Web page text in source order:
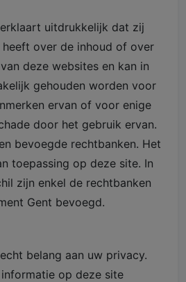
uitdrukkelijk dat zij
heeft over de inhoud of over
deze websites en kan in
gehouden worden voor
ervan of voor enige
door het gebruik ervan.
bevoegde rechtbanken. Het
toepassing op deze site. In
zijn enkel de rechtbanken
Gent bevoegd.
belang aan uw privacy.
op deze site